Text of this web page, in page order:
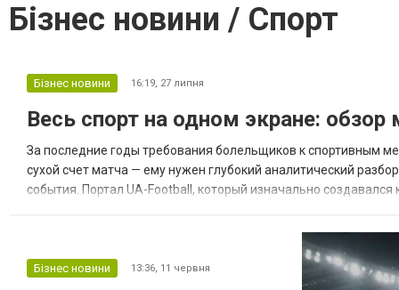
Бізнес новини / Спорт
Бізнес новини 16:19, 27 липня
Весь спорт на одном экране: обзор
За последние годы требования болельщиков к спортивным
сухой счет матча — ему нужен глубокий аналитический
события. Портал UA-Football, который изначально
Бізнес новини 13:36, 11 червня